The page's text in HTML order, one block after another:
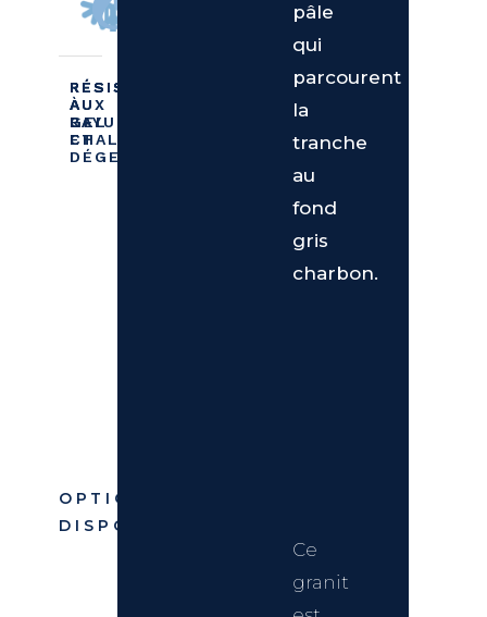
RÉSISTANT
AUX
RAYURES
RÉSISTANT
AU
GEL
ET
DÉGEL
RÉSISTANT
À
LA
CHALEUR
OPTIONS
DISPONIBLES
pâle
qui
parcourent
la
tranche
au
fond
gris
charbon.
Ce
granit